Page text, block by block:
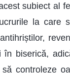
subiect al
la care
în biserică,
controleze